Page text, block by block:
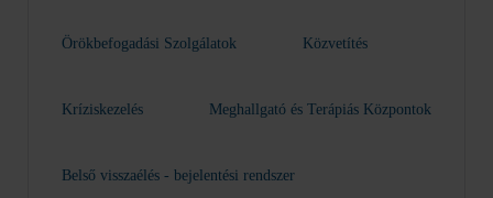
Örökbefogadási Szolgálatok Közvetítés
Kríziskezelés Meghallgató és Terápiás Központok
Belső visszaélés - bejelentési rendszer